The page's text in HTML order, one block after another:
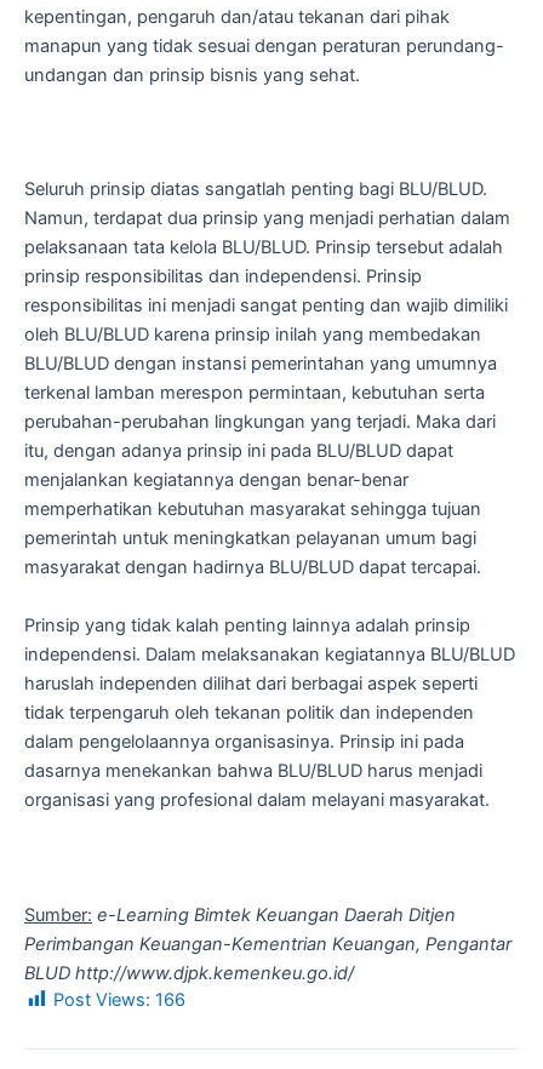
kepentingan, pengaruh dan/atau tekanan dari pihak
manapun yang tidak sesuai dengan peraturan perundang-
undangan dan prinsip bisnis yang sehat.
Seluruh prinsip diatas sangatlah penting bagi BLU/BLUD.
Namun, terdapat dua prinsip yang menjadi perhatian dalam
pelaksanaan tata kelola BLU/BLUD. Prinsip tersebut adalah
prinsip responsibilitas dan independensi. Prinsip
responsibilitas ini menjadi sangat penting dan wajib dimiliki
oleh BLU/BLUD karena prinsip inilah yang membedakan
BLU/BLUD dengan instansi pemerintahan yang umumnya
terkenal lamban merespon permintaan, kebutuhan serta
perubahan-perubahan lingkungan yang terjadi. Maka dari
itu, dengan adanya prinsip ini pada BLU/BLUD dapat
menjalankan kegiatannya dengan benar-benar
memperhatikan kebutuhan masyarakat sehingga tujuan
pemerintah untuk meningkatkan pelayanan umum bagi
masyarakat dengan hadirnya BLU/BLUD dapat tercapai.
Prinsip yang tidak kalah penting lainnya adalah prinsip
independensi. Dalam melaksanakan kegiatannya BLU/BLUD
haruslah independen dilihat dari berbagai aspek seperti
tidak terpengaruh oleh tekanan politik dan independen
dalam pengelolaannya organisasinya. Prinsip ini pada
dasarnya menekankan bahwa BLU/BLUD harus menjadi
organisasi yang profesional dalam melayani masyarakat.
Sumber: e-Learning Bimtek Keuangan Daerah Ditjen
Perimbangan Keuangan-Kementrian Keuangan, Pengantar
BLUD http://www.djpk.kemenkeu.go.id/
Post Views: 166